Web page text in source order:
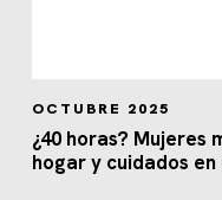
OCTUBRE 2025
¿40 horas?
hogar y cuidados en